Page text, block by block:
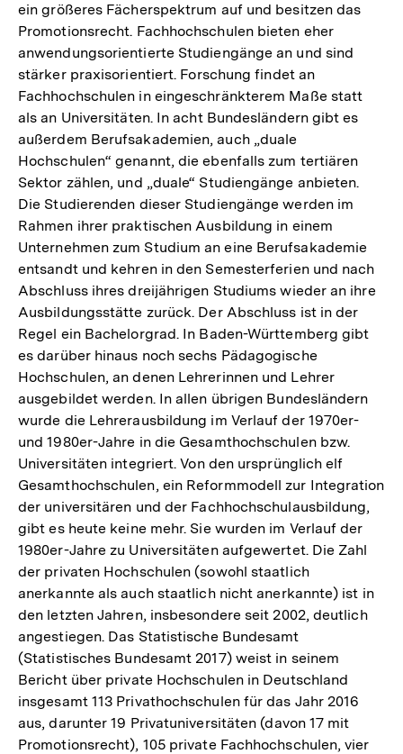
ein größeres Fächerspektrum auf und besitzen das
Promotionsrecht. Fachhochschulen bieten eher
anwendungsorientierte Studiengänge an und sind
stärker praxisorientiert. Forschung findet an
Fachhochschulen in eingeschränkterem Maße statt
als an Universitäten. In acht Bundesländern gibt es
außerdem Berufsakademien, auch „duale
Hochschulen“ genannt, die ebenfalls zum tertiären
Sektor zählen, und „duale“ Studiengänge anbieten.
Die Studierenden dieser Studiengänge werden im
Rahmen ihrer praktischen Ausbildung in einem
Unternehmen zum Studium an eine Berufsakademie
entsandt und kehren in den Semesterferien und nach
Abschluss ihres dreijährigen Studiums wieder an ihre
Ausbildungsstätte zurück. Der Abschluss ist in der
Regel ein Bachelorgrad. In Baden-Württemberg gibt
es darüber hinaus noch sechs Pädagogische
Hochschulen, an denen Lehrerinnen und Lehrer
ausgebildet werden. In allen übrigen Bundesländern
wurde die Lehrerausbildung im Verlauf der 1970er-
und 1980er-Jahre in die Gesamthochschulen bzw.
Universitäten integriert. Von den ursprünglich elf
Gesamthochschulen, ein Reformmodell zur Integration
der universitären und der Fachhochschulausbildung,
gibt es heute keine mehr. Sie wurden im Verlauf der
1980er-Jahre zu Universitäten aufgewertet. Die Zahl
der privaten Hochschulen (sowohl staatlich
anerkannte als auch staatlich nicht anerkannte) ist in
den letzten Jahren, insbesondere seit 2002, deutlich
angestiegen. Das Statistische Bundesamt
(Statistisches Bundesamt 2017) weist in seinem
Bericht über private Hochschulen in Deutschland
insgesamt 113 Privathochschulen für das Jahr 2016
aus, darunter 19 Privatuniversitäten (davon 17 mit
Promotionsrecht), 105 private Fachhochschulen, vier